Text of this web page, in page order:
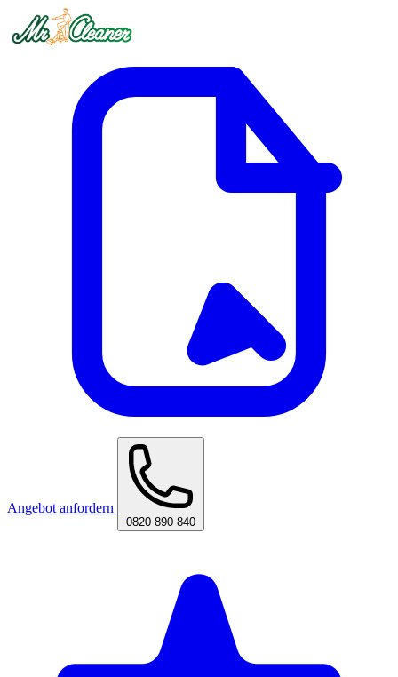
Angebot anfordern
0820 890 840